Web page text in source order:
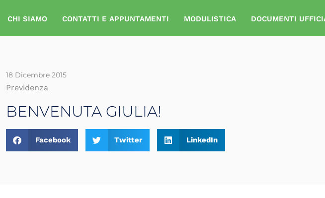
CHI SIAMO CONTATTI E APPUNTAMENTI MODULISTICA DOCUMENTI
18 Dicembre 2015
Previdenza
BENVENUTA GIULIA!
Facebook Twitter LinkedIn